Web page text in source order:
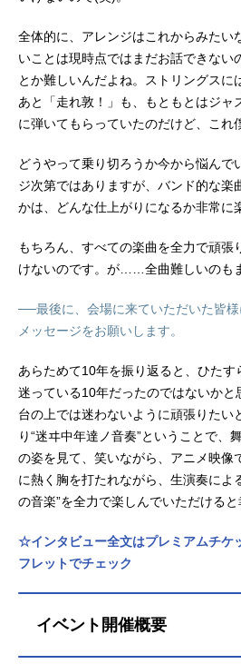
全体的に、アレンジはこれからみたい
いことは現時点ではまだお話できない
とか難しいんだよね。ストリングスに
あと「走れ敦！」も、もともとはジャ
に弾いてもらっていたのだけど、これ
どうやって乗り切ろうか今から悩んで
ジ次第ではありますが、バンド的な楽
かは、どんな仕上がりになるか非常に
もちろん、すべての楽曲を全力で頑張
けないのです。が……全曲難しいのも
──最後に、会場に来ていただいた皆
メッセージをお願いします。
あらためて10年を振り返ると、ひたす
迷っている10年だったのではないか
台の上では迷わないように頑張りたい
り“迷ヰ中年達ノ音奏”ということで、
の姿を見て、笑いながら、アニメ映像
に熱く胸を打たれながら、生演奏によ
の音楽”を全力で楽しんでいただけると
☆インタビュー全文はプレミアムチケ
フレットでチェック
イベント開催概要